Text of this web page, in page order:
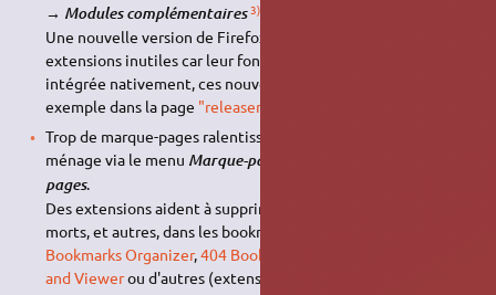
→ Modules complémentaires 3).
Une nouvelle version de Firefox peut rendre certaines
extensions inutiles car leur fonctionnalité est devenue
intégrée nativement, ces nouveautés sont annoncées par
exemple dans la page "releasenotes"
Trop de marque-pages ralentissent Firefox. Faites-y du
ménage via le menu Marque-pages
pages.
Des extensions aident à supprimer les doublons, les liens
morts, et autres, dans les bookmarks:
Bookmarks Organizer,404 Bookmarks
and Viewerou d'autres (extensions à tester).